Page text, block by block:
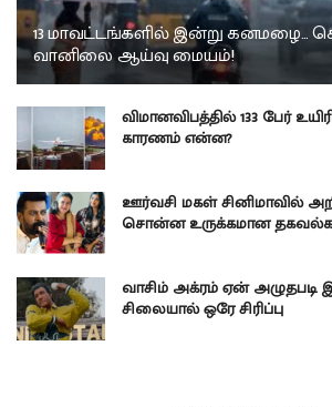
13 மாவட்டங்களில் இன்று கனமழை…
வானிலை ஆய்வு மையம்!
விமானவிபத்தில் 133 பேர்
காரணம் என்ன?
ஊர்வசி மகள் சினிமாவில்
சொன்ன உருக்கமான
வாசிம் அக்ரம் ஏன் அழுதபடி
சிலையால் ஒரே சிரிப்பு